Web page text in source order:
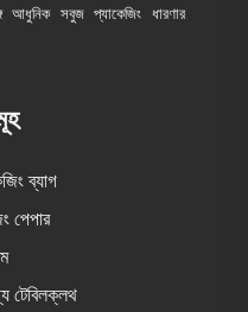
আধুনিক সবুজ প্যাকেজিং ধারণার
ব্যাগ
পেপার
টেবিলক্লথ